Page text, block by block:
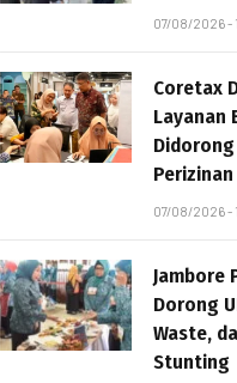
07/08/2026 -
Coretax
Layanan
Perizinan
07/08/2026 -
Jambore
Dorong
Waste,
Stunting